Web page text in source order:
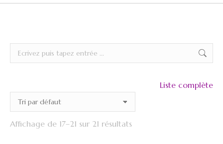
Recherche
Liste complète
Affichage de 17–21 sur 21 résultats